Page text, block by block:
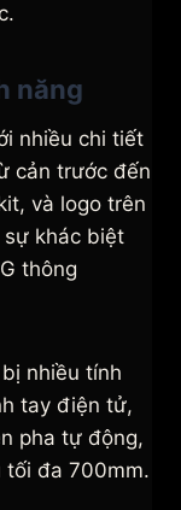
năng
nhiều chi tiết
cản trước đến
và logo trên
khác biệt
thông
nhiều tính
tay điện tử,
pha tự động,
tối đa 700mm.